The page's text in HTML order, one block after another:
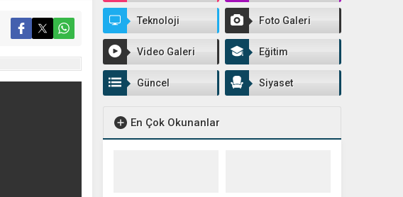
Teknoloji Foto Galeri
Video Galeri Eğitim
Güncel Siyaset
En Çok Okunanlar